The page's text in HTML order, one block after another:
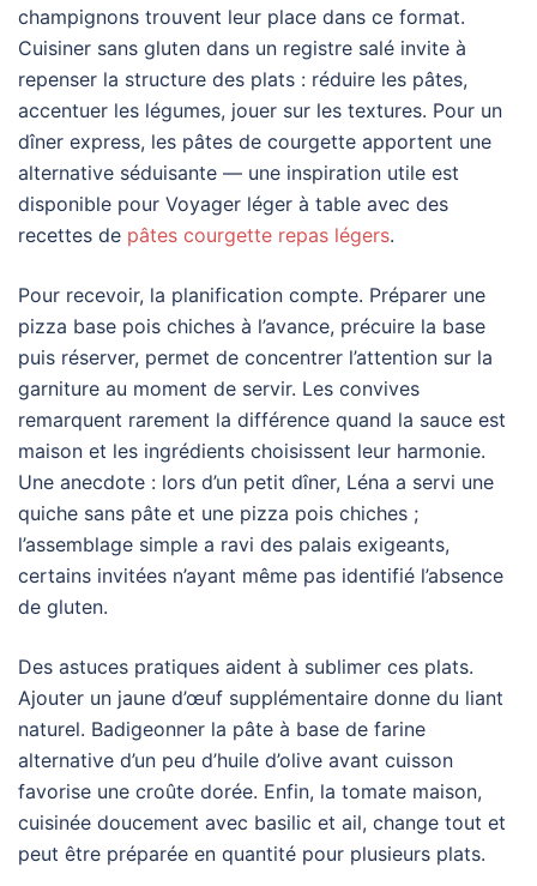
champignons trouvent leur place dans ce format.
Cuisiner sans gluten dans un registre salé invite à
repenser la structure des plats : réduire les pâtes,
accentuer les légumes, jouer sur les textures. Pour un
dîner express, les pâtes de courgette apportent une
alternative séduisante — une inspiration utile est
disponible pour Voyager léger à table avec des
recettes de pâtes courgette repas légers.
Pour recevoir, la planification compte. Préparer une
pizza base pois chiches à l’avance, précuire la base
puis réserver, permet de concentrer l’attention sur la
garniture au moment de servir. Les convives
remarquent rarement la différence quand la sauce est
maison et les ingrédients choisissent leur harmonie.
Une anecdote : lors d’un petit dîner, Léna a servi une
quiche sans pâte et une pizza pois chiches ;
l’assemblage simple a ravi des palais exigeants,
certains invitées n’ayant même pas identifié l’absence
de gluten.
Des astuces pratiques aident à sublimer ces plats.
Ajouter un jaune d’œuf supplémentaire donne du liant
naturel. Badigeonner la pâte à base de farine
alternative d’un peu d’huile d’olive avant cuisson
favorise une croûte dorée. Enfin, la tomate maison,
cuisinée doucement avec basilic et ail, change tout et
peut être préparée en quantité pour plusieurs plats.